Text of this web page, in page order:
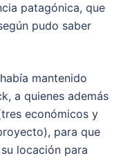
patagónica, que
pudo saber
mantenido
a quienes además
económicos y
para que
locación para